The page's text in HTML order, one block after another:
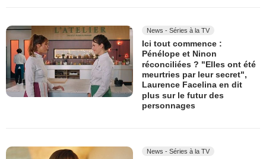
News - Séries à la TV
Ici tout commence :
Pénélope et Ninon
réconciliées ? "Elles ont été
meurtries par leur secret",
Laurence Facelina en dit
plus sur le futur des
personnages
News - Séries à la TV